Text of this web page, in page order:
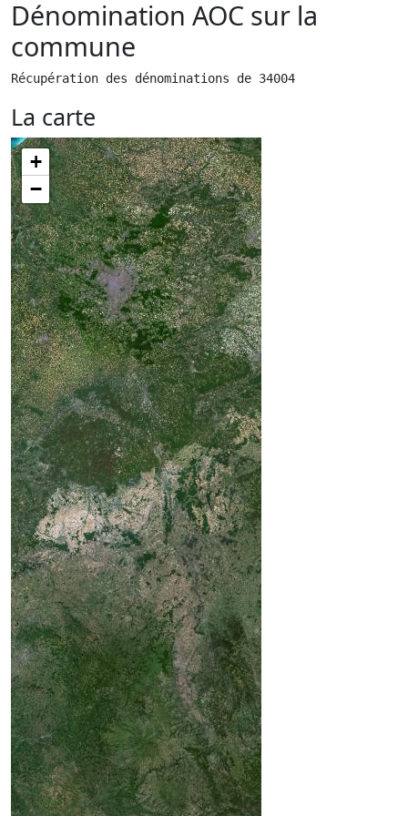
Dénomination AOC sur la
commune
Récupération des dénominations de 34004
La carte
+
−